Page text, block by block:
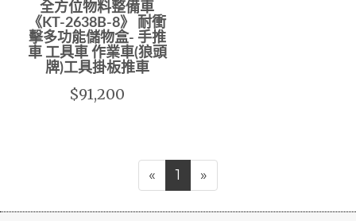
全方位物料整備車
《KT-2638B-8》 耐衝
擊多功能儲物盒- 手推
車 工具車 作業車(狼頭
牌)工具掛板推車
$91,200
« 1 »